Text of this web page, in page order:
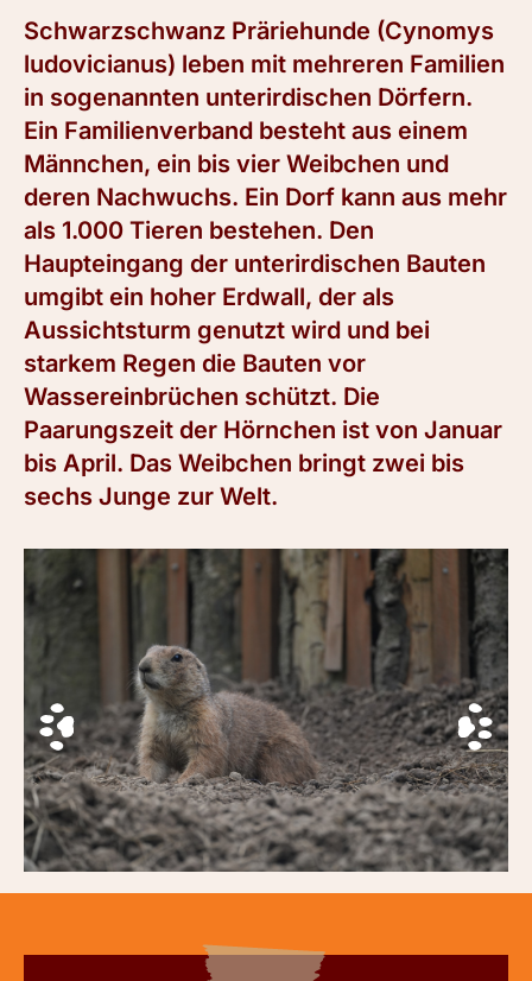
Schwarzschwanz Präriehunde (Cynomys
ludovicianus) leben mit mehreren Familien
in sogenannten unterirdischen Dörfern.
Ein Familienverband besteht aus einem
Männchen, ein bis vier Weibchen und
deren Nachwuchs. Ein Dorf kann aus mehr
als 1.000 Tieren bestehen. Den
Haupteingang der unterirdischen Bauten
umgibt ein hoher Erdwall, der als
Aussichtsturm genutzt wird und bei
starkem Regen die Bauten vor
Wassereinbrüchen schützt. Die
Paarungszeit der Hörnchen ist von Januar
bis April. Das Weibchen bringt zwei bis
sechs Junge zur Welt.